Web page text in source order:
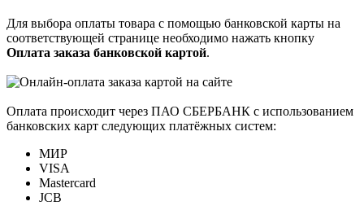
Для выбора оплаты товара с помощью банковской карты на
соответствующей странице необходимо нажать кнопку
Оплата заказа банковской картой.
Оплата происходит через ПАО СБЕРБАНК с использованием
банковских карт следующих платёжных систем:
МИР
VISA
Mastercard
JCB